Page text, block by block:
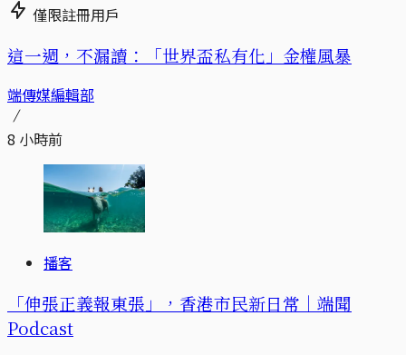
僅限註冊用戶
這一週，不漏讀：「世界盃私有化」金權風暴
端傳媒編輯部
8 小時前
播客
「伸張正義報東張」，香港市民新日常｜端聞
Podcast